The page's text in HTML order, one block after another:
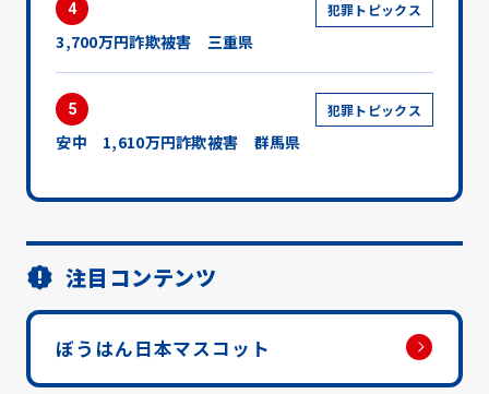
4 犯罪トピックス
3,700万円詐欺被害 三重県
5 犯罪トピックス
安中 1,610万円詐欺被害 群馬県
注目コンテンツ
ぼうはん日本マスコット